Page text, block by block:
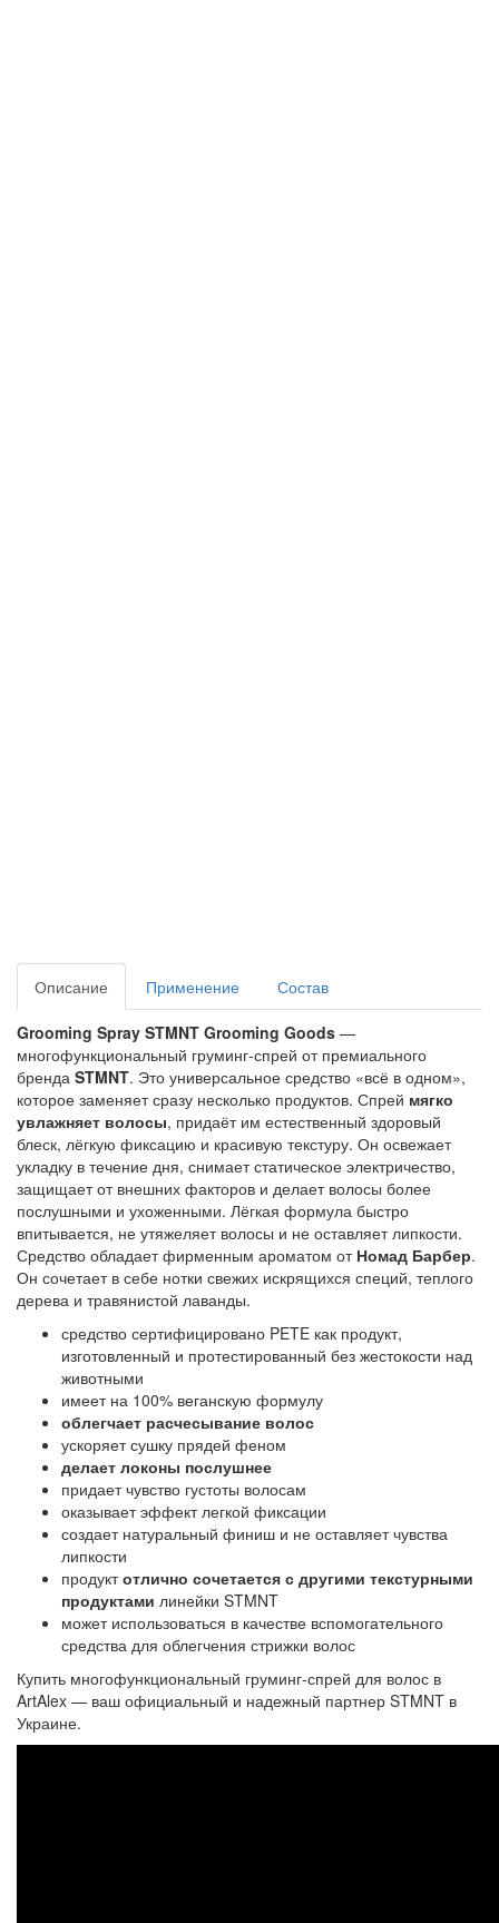
Описание Применение Состав
Grooming Spray STMNT Grooming Goods —
многофункциональный груминг-спрей от премиального
бренда STMNT. Это универсальное средство «всё в одном»,
которое заменяет сразу несколько продуктов. Спрей мягко
увлажняет волосы, придаёт им естественный здоровый
блеск, лёгкую фиксацию и красивую текстуру. Он освежает
укладку в течение дня, снимает статическое электричество,
защищает от внешних факторов и делает волосы более
послушными и ухоженными. Лёгкая формула быстро
впитывается, не утяжеляет волосы и не оставляет липкости.
Средство обладает фирменным ароматом от Номад Барбер.
Он сочетает в себе нотки свежих искрящихся специй, теплого
дерева и травянистой лаванды.
средство сертифицировано PETE как продукт,
изготовленный и протестированный без жестокости над
животными
имеет на 100% веганскую формулу
облегчает расчесывание волос
ускоряет сушку прядей феном
делает локоны послушнее
придает чувство густоты волосам
оказывает эффект легкой фиксации
создает натуральный финиш и не оставляет чувства
липкости
продуктотлично сочетается с другими текстурными
продуктами линейки STMNT
может использоваться в качестве вспомогательного
средства для облегчения стрижки волос
Купить многофункциональный груминг-спрей для волос в
ArtAlex — ваш официальный и надежный партнер STMNT в
Украине.